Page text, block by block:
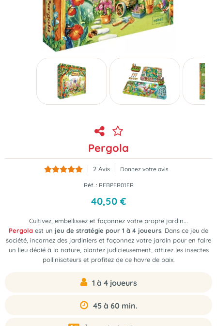
Pergola
2 Avis Donnez votre avis
Réf. : REBPER01FR
40,50 €
Cultivez, embellissez et façonnez votre propre jardin...
Pergola est un jeu de stratégie pour 1 à 4 joueurs. Dans ce jeu de
société, incarnez des jardiniers et façonnez votre jardin pour en faire
un lieu dédié à la nature, plantez judicieusement, attirez les insectes
pollinisateurs et profitez de ce havre de paix.
1 à 4 joueurs
45 à 60 min.